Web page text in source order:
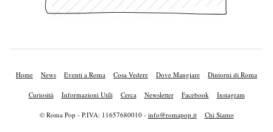
Home News Eventi a Roma Cosa Vedere Dove Mangiare Dintorni di Roma
Curiosità Informazioni Utili Cerca Newsletter Facebook Instagram
© Roma Pop - P.IVA: 11657680010 - info@romapop.it Chi Siamo